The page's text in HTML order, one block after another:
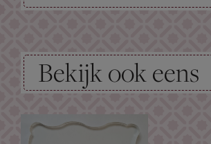
Bekijk ook eens